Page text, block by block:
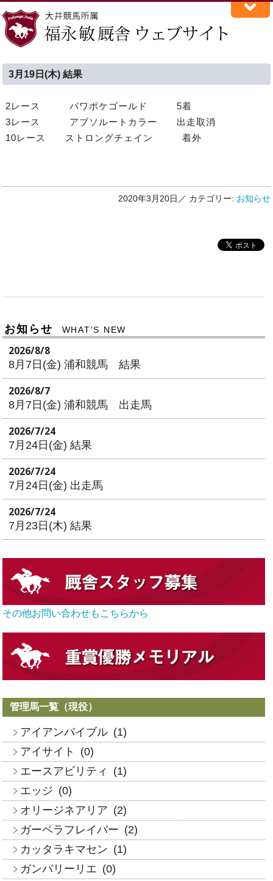
3月19日(木) 結果
2レース パワポケゴールド 5着
3レース アブソルートカラー 出走取消
10レース ストロングチェイン 着外
2020年3月20日／ カテゴリー: お知らせ
お知らせ WHAT'S NEW
2026/8/8
8月7日(金) 浦和競馬 結果
2026/8/7
8月7日(金) 浦和競馬 出走馬
2026/7/24
7月24日(金) 結果
2026/7/24
7月24日(金) 出走馬
2026/7/24
7月23日(木) 結果
その他お問い合わせもこちらから
管理馬一覧（現役）
アイアンバイブル (1)
アイサイト
(0)
エースアビリティ
(1)
エッジ (0)
オリージネアリア (2)
ガーベラフレイバー (2)
カッタラキマセン (1)
ガンバリーリエ (0)